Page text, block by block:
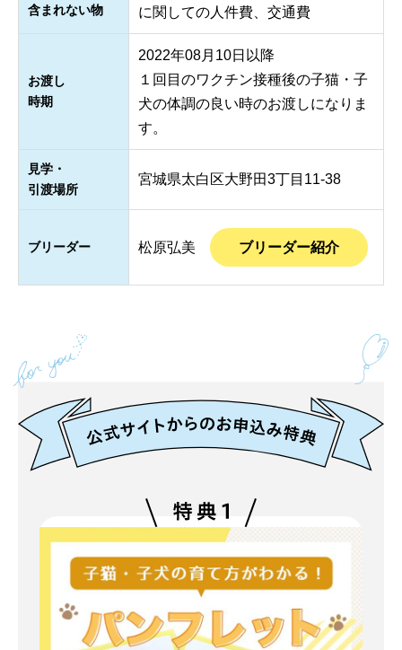
含まれない物
に関しての人件費、交通費
お渡し
時期
2022年08月10日以降
１回目のワクチン接種後の子猫・子
犬の体調の良い時のお渡しになりま
す。
見学・
引渡場所
宮城県太白区大野田3丁目11-38
ブリーダー 松原弘美 ブリーダー紹介